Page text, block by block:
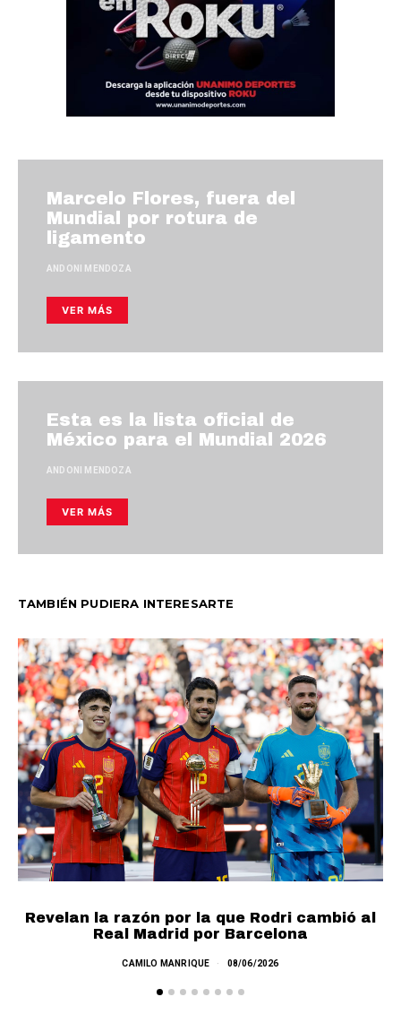
Marcelo Flores, fuera del
Mundial por rotura de
ligamento
ANDONI MENDOZA
VER MÁS
Esta es la lista oficial de
México para el Mundial 2026
ANDONI MENDOZA
VER MÁS
TAMBIÉN PUDIERA INTERESARTE
Revelan la razón por la que Rodri cambió al
Real Madrid por Barcelona
CAMILO MANRIQUE 08/06/2026